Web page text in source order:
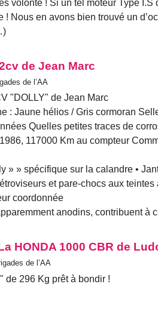
volonté ! Si un tel moteur Type
! Nous en avons bien trouvé un
de Jean Marc
de l’AA
"DOLLY" de Jean Marc
: Jaune hélios / Gris cormoran
Quelles petites traces de
117000 Km au compteur
» » spécifique sur la calandre •
et pare-chocs aux teintes
coordonnée
anodins, contribuent à
HONDA 1000 CBR de
de l’AA
de 296 Kg prêt à bondir !